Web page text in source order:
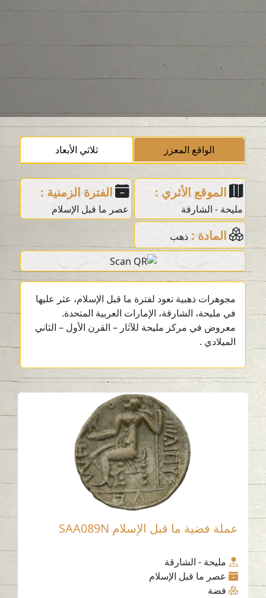
الواقع المعزز ثلاثي الأبعاد
الموقع الأثري :
مليحة - الشارقة
الفترة الزمنية :
عصر ما قبل الإسلام
المادة : ذهب
مجوهرات ذهبية تعود لفترة ما قبل الإسلام، عثر عليها
في مليحة، الشارقة، الإمارات العربية المتحدة.
معروض في مركز مليحة للآثار – القرن الأول – الثاني
الميلادي .
عملة فضية ما قبل الإسلام SAA089N
مليحة - الشارقة
عصر ما قبل الإسلام
فضة